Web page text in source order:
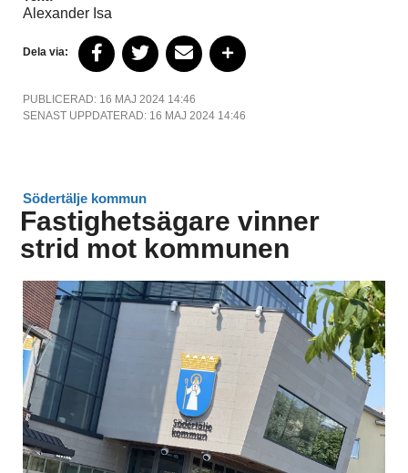
Alexander Isa
Dela via:
PUBLICERAD: 16 MAJ 2024 14:46
SENAST UPPDATERAD: 16 MAJ 2024 14:46
Södertälje kommun
Fastighetsägare vinner
strid mot kommunen